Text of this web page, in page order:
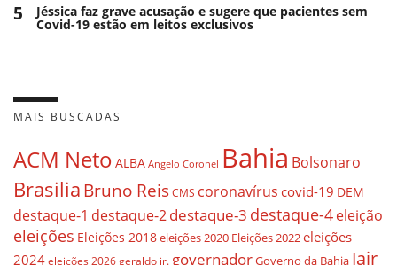
5 Jéssica faz grave acusação e sugere que pacientes sem
Covid-19 estão em leitos exclusivos
MAIS BUSCADAS
ACM Neto ALBA Angelo Coronel Bahia Bolsonaro
BrasiliaBruno ReisCMS coronavírus covid-19 DEM
destaque-1 destaque-2destaque-3 destaque-4eleição
eleições Eleições 2018eleições 2020 Eleições 2022eleições
2024 eleições 2026 geraldo jr. governadorGoverno da Bahia Jair